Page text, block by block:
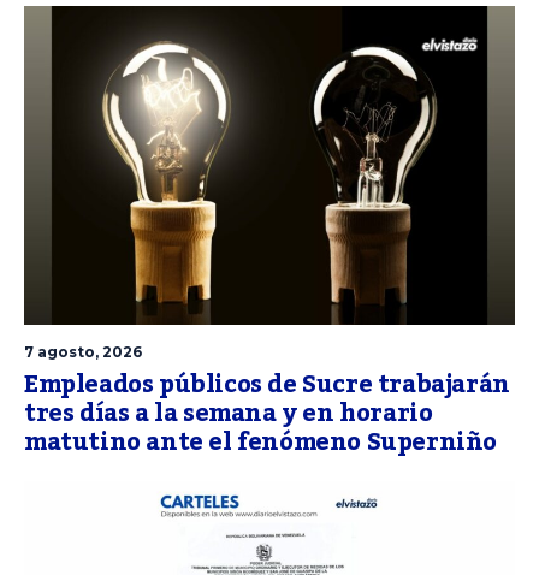
7 agosto, 2026
Empleados públicos de Sucre trabajarán
tres días a la semana y en horario
matutino ante el fenómeno Superniño